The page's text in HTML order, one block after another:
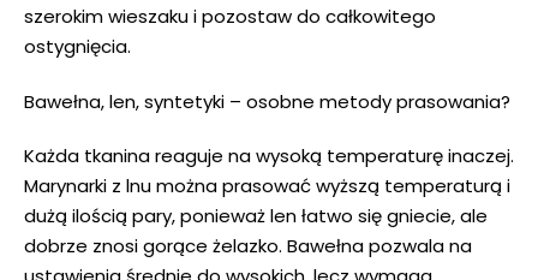
szerokim wieszaku i pozostaw do całkowitego
ostygnięcia.
Bawełna, len, syntetyki – osobne metody prasowania?
Każda tkanina reaguje na wysoką temperaturę inaczej.
Marynarki z lnu można prasować wyższą temperaturą i
dużą ilością pary, ponieważ len łatwo się gniecie, ale
dobrze znosi gorące żelazko. Bawełna pozwala na